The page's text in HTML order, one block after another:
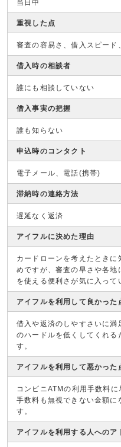
当日中
重視した点
審査の容易さ、借入スピード
借入時の相談者
誰にも相談していない
借入事実の把握
誰も知らない
申込時のコンタクト
電子メール、電話(携帯)
滞納時の連絡方法
遅延なく返済
アイフルに決めた理由
カードローンを考えたとき
めですが、審査の早さや各地
を使える便利さが気に入って
アイフルを利用して良かった
借入や返済のしやすさいに満
のハードルを低くしてくれる
す。
アイフルを利用して悪かった
コンビニATMの利用手数料
手数料も無視できない金額に
す。
アイフルを利用する人へのア